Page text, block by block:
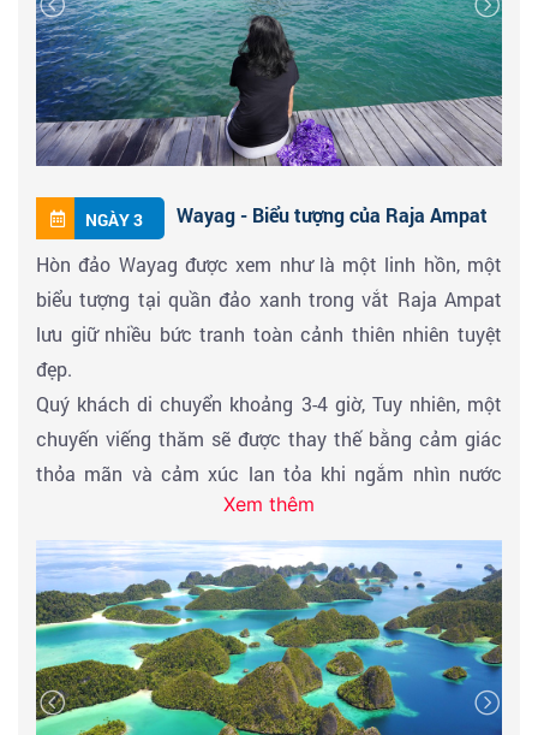
sạn.
NGÀY 3
Wayag - Biểu tượng của Raja Ampat
Hòn đảo Wayag được xem như là một linh hồn, một
biểu tượng tại quần đảo xanh trong vắt Raja Ampat
lưu giữ nhiều bức tranh toàn cảnh thiên nhiên tuyệt
đẹp.
Quý khách di chuyển khoảng 3-4 giờ, Tuy nhiên, một
chuyến viếng thăm sẽ được thay thế bằng cảm giác
thỏa mãn và cảm xúc lan tỏa khi ngắm nhìn nước
biển trong xanh và những ngọn đồi karst xanh
ngát nhô ra giữa biển. Trải nghiệm thú vị bơi lội cùng
dàn cá mập, một chuyến đi sẽ khiến du khách cũng
phải vượt qua sự sợ hãi để tận hưởng những điều thú
vị trọn vẹn nhất. Quý khách di chuyển về khách sạn
Xem thêm